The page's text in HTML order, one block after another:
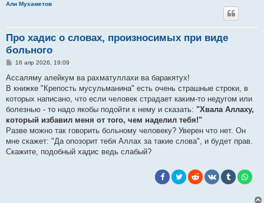
Али Мухаметов
Про хадис о словах, произносимых при виде
больного
С
о
щ
е
и
е
16 апр 2026, 19:09
Ассаляму алейкум ва рахматуллахи ва баракятух!
В книжке "Крепость мусульманина" есть очень страшные строки, в
которых написано, что если человек страдает каким-то недугом или
болезнью - то надо якобы подойти к нему и сказать: "Хвала Аллаху,
который избавил меня от того, чем наделил тебя!"
Разве можно так говорить больному человеку? Уверен что нет. Он
мне скажет: "Да опозорит тебя Аллах за такие слова", и будет прав.
Скажите, подобный хадис ведь слабый?